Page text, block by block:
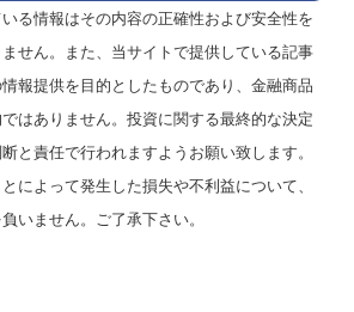
る情報はその内容の正確性および安全性を
せん。また、当サイトで提供している記事
報提供を目的としたものであり、金融商品
はありません。投資に関する最終的な決定
と責任で行われますようお願い致します。
によって発生した損失や不利益について、
いません。ご了承下さい。